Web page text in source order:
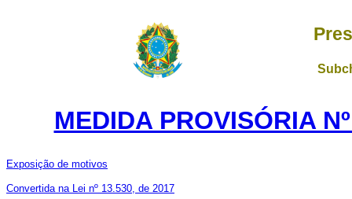
MEDIDA PROVISÓRIA
Exposição de motivos
Convertida na Lei nº 13.530, de 2017